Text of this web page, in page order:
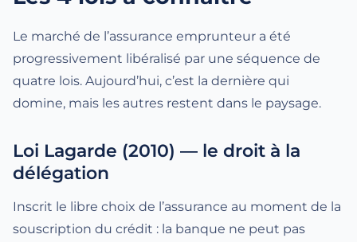
Le marché de l’assurance emprunteur a été
progressivement libéralisé par une séquence de
quatre lois. Aujourd’hui, c’est la dernière qui
domine, mais les autres restent dans le paysage.
Loi Lagarde (2010) — le droit à la
délégation
Inscrit le libre choix de l’assurance au moment de la
souscription du crédit : la banque ne peut pas